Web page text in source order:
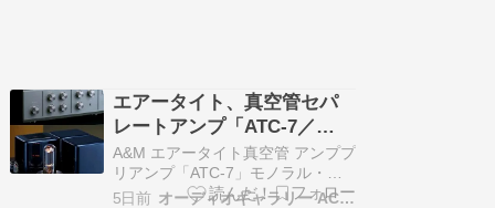
エアータイト、真空管セパ
レートアンプ「ATC-7／
ATM-2211J」試聴イベント
開催決定
A&M エアータイト真空管 アンププ
リアンプ「ATC-7」モノラル・パ
ワーアンプ「ATM-2211J」試聴イ
5日前 オーディオギャラリー AC2の近況報告！